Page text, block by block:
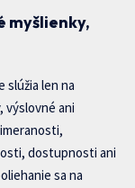
myšlienky,
len na
výslovné ani
dostupnosti ani
sa na